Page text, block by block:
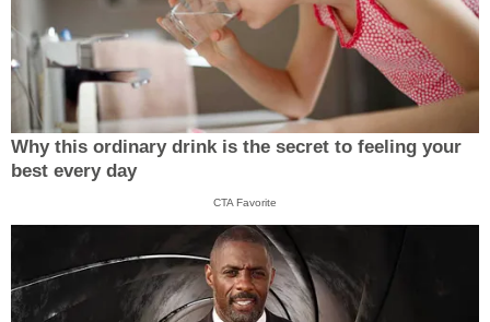
Why this ordinary drink is the secret to feeling your
best every day
CTA Favorite